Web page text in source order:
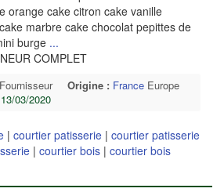
orange cake citron cake vanille
marbre cake chocolat pepittes de
burge ...
COMPLET
Origine : France Europe
13/03/2020
| courtier patisserie | courtier patisserie
| courtier bois | courtier bois